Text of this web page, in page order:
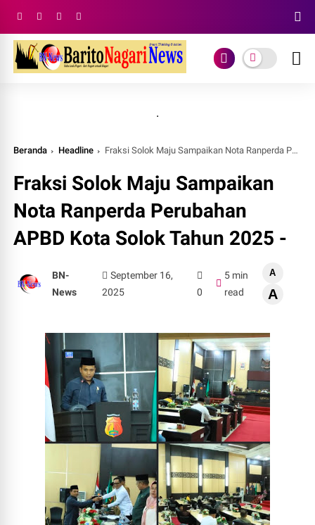
.
Beranda Headline Fraksi Solok Maju Sampaikan Nota Ranperda Perubahan APBD Kota Solok Tahun 2025 -
Fraksi Solok Maju Sampaikan
Nota Ranperda Perubahan
APBD Kota Solok Tahun 2025 -
BN-
News
September 16,
2025
0
5 min
read
A
A